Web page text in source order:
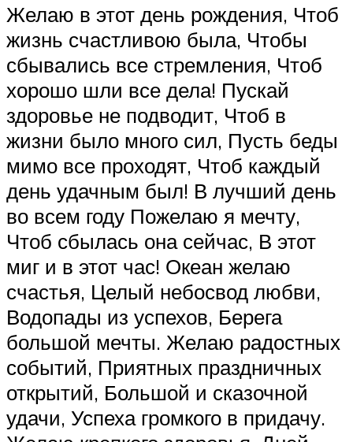
Желаю в этот день рождения, Чтоб
жизнь счастливою была, Чтобы
сбывались все стремления, Чтоб
хорошо шли все дела! Пускай
здоровье не подводит, Чтоб в
жизни было много сил, Пусть беды
мимо все проходят, Чтоб каждый
день удачным был! В лучший день
во всем году Пожелаю я мечту,
Чтоб сбылась она сейчас, В этот
миг и в этот час! Океан желаю
счастья, Целый небосвод любви,
Водопады из успехов, Берега
большой мечты. Желаю радостных
событий, Приятных праздничных
открытий, Большой и сказочной
удачи, Успеха громкого в придачу.